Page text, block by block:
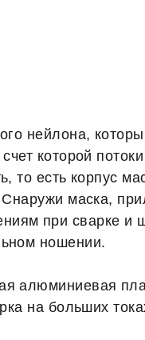
нейлона,
которой
есть корпус
маска,
при сварке и
ношении.
алюминиевая
на больших